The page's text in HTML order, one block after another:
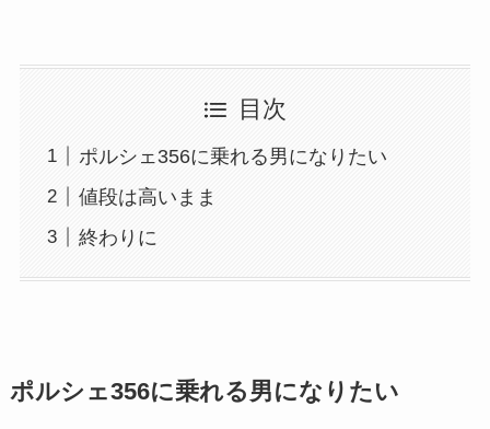
目次
ポルシェ356に乗れる男になりたい
値段は高いまま
終わりに
ポルシェ356に乗れる男になりたい